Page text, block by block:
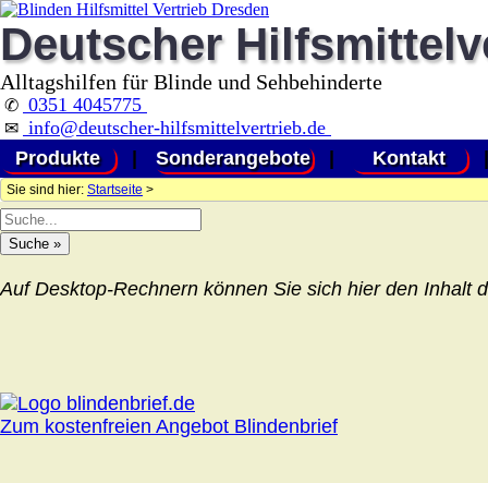
Deutscher
Alltagshilfen für Blinde und Sehbehinderte
✆ 0351 4045775
✉ info@deutscher-hilfsmittelvertrieb.de
Produkte
Sonderangebote Kontakt
Sie sind hier: Startseite >
Auf Desktop-Rechnern können Sie sich hier den Inhalt
Zum kostenfreien Angebot Blindenbrief